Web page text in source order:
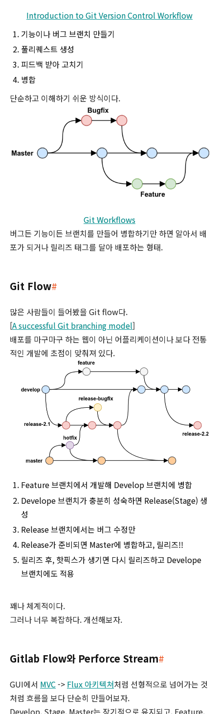
Introduction to Git Version Control Workflow
기능이나 버그 브랜치 만들기
풀리퀘스트 생성
피드백 받아 고치기
병합
단순하고 이해하기 쉬운 방식이다.
Git Workflows
버그든 기능이든 브랜치를 만들어 병합하기만 하면 알아서 배
포가 되거나 릴리즈 태그를 달아 배포하는 형태.
Git Flow#
많은 사람들이 들어봤을 Git flow다.
[A successful Git branching model]
배포를 마구마구 하는 웹이 아닌 어플리케이션이나 보다 전통
적인 개발에 초점이 맞춰져 있다.
Feature 브랜치에서 개발해 Develop 브랜치에 병합
Develope 브랜치가 충분히 성숙하면 Release(Stage) 생
성
Release 브랜치에서는 버그 수정만
Release가 준비되면 Master에 병합하고, 릴리즈!!
릴리즈 후, 핫픽스가 생기면 다시 릴리즈하고 Develope
브랜치에도 적용
꽤나 체계적이다.
그러나 너무 복잡하다. 개선해보자.
Gitlab Flow와 Perforce Stream#
GUI에서 MVC-> Flux 아키텍쳐처럼 선형적으로 넘어가는 것
처럼 흐름을 보다 단순히 만들어보자.
Develop, Stage, Master는 장기적으로 유지되고, Feature,